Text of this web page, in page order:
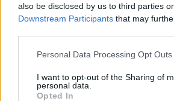
also be disclosed by us to third parties
Downstream Participants that may
Personal Data Processing Opt Outs
I want to opt-out of the Sharing of
personal data.
Opted In
FAR (Coarnă)
România pe Primul Loc (Ponta)